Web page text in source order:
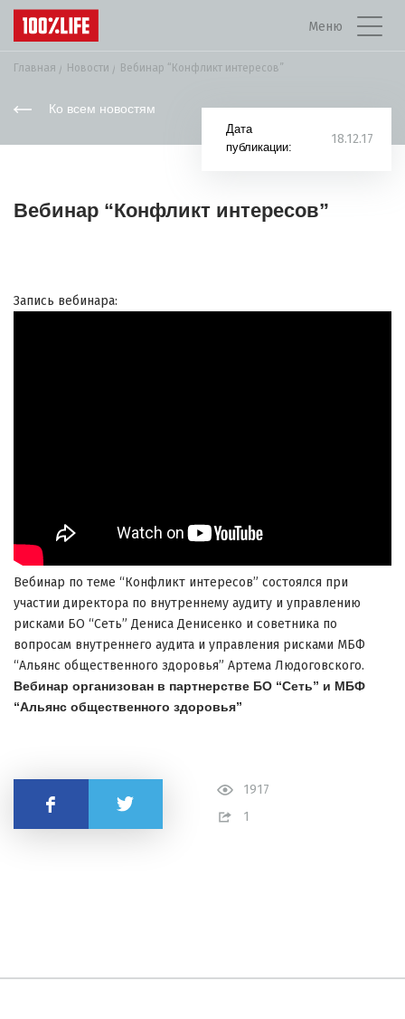
Меню
Главная Новости Вебинар “Конфликт интересов”
Ко всем новостям
Дата
публикации:
18.12.17
Вебинар “Конфликт интересов”
Запись вебинара:
Вебинар по теме “Конфликт интересов” состоялся при
участии директора по внутреннему аудиту и управлению
рисками БО “Сеть” Дениса Денисенко и советника по
вопросам внутреннего аудита и управления рисками МБФ
“Альянс общественного здоровья” Артема Людоговского.
Вебинар организован в партнерстве БО “Сеть” и МБФ
“Альянс общественного здоровья”
1917
1
Поделиться